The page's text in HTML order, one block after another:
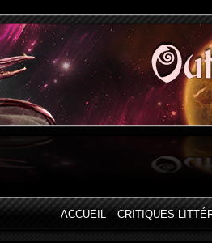
ACCUEIL CRITIQUES